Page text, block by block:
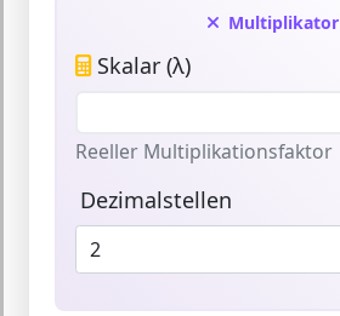
Multiplikator
Skalar (λ)
Reeller Multiplikationsfaktor
Dezimalstellen